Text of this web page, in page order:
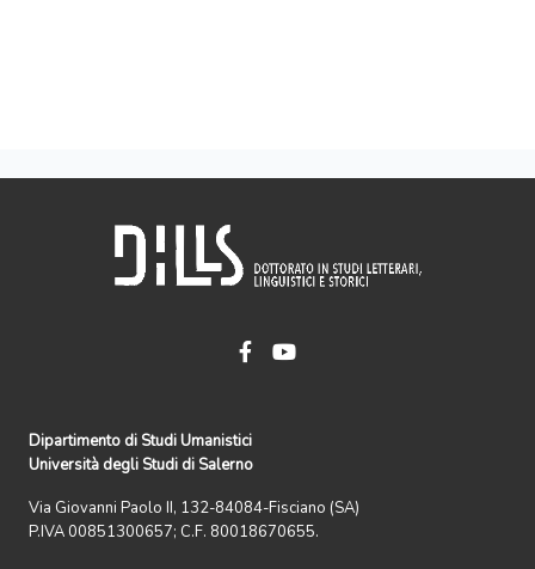
Dipartimento di Studi Umanistici
Università degli Studi di Salerno
Via Giovanni Paolo II, 132-84084-Fisciano (SA)
P.IVA 00851300657; C.F. 80018670655.